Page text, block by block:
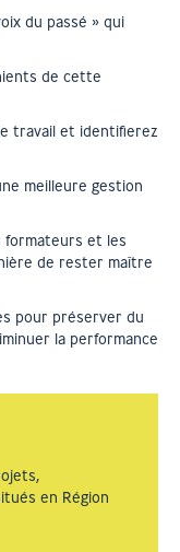
du passé » qui
de cette
travail et identifierez
meilleure gestion
formateurs et les
de rester maître
pour préserver du
la performance
en Région